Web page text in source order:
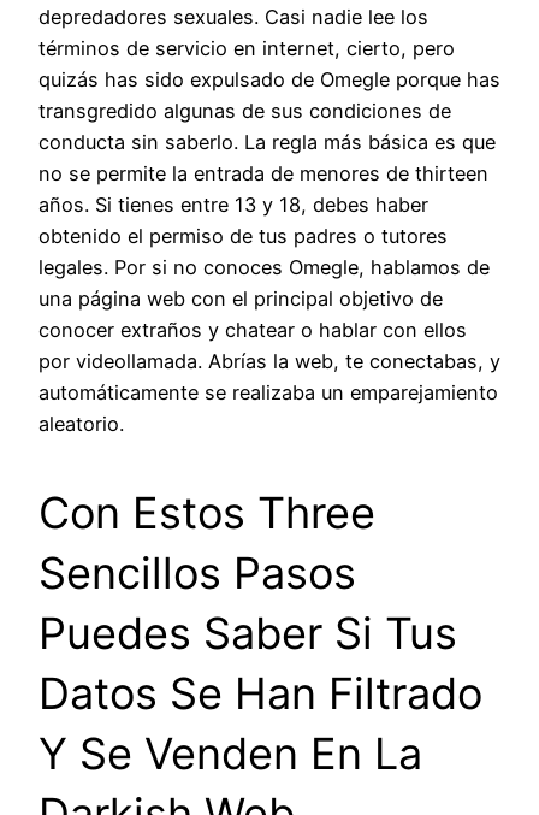
depredadores sexuales. Casi nadie lee los
términos de servicio en internet, cierto, pero
quizás has sido expulsado de Omegle porque has
transgredido algunas de sus condiciones de
conducta sin saberlo. La regla más básica es que
no se permite la entrada de menores de thirteen
años. Si tienes entre 13 y 18, debes haber
obtenido el permiso de tus padres o tutores
legales. Por si no conoces Omegle, hablamos de
una página web con el principal objetivo de
conocer extraños y chatear o hablar con ellos
por videollamada. Abrías la web, te conectabas, y
automáticamente se realizaba un emparejamiento
aleatorio.
Con Estos Three
Sencillos Pasos
Puedes Saber Si Tus
Datos Se Han Filtrado
Y Se Venden En La